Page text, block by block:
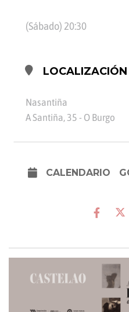
(Sábado) 20:30
LOCALIZACIÓN
Nasantiña
A Santiña, 35 - O Burgo
CALENDARIO